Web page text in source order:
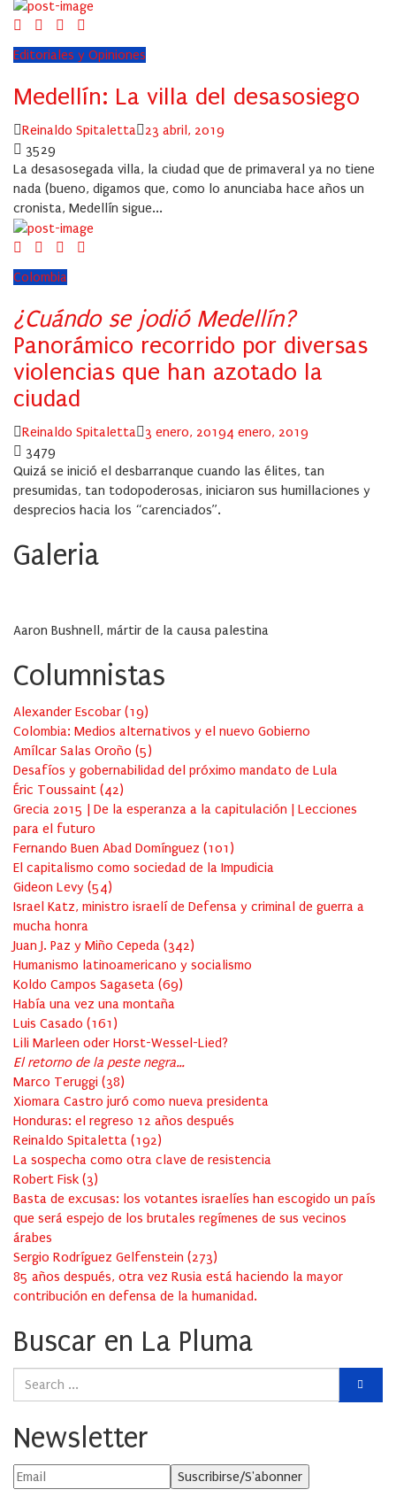
Editoriales y Opiniones
Medellín: La villa del desasosiego
Author
Reinaldo Spitaletta
Posted
23 abril, 2019
3529
La desasosegada villa, la ciudad que de primaveral ya no tiene
nada (bueno, digamos que, como lo anunciaba hace años un
cronista, Medellín sigue...
Colombia
¿Cuándo se jodió Medellín?
Panorámico recorrido por diversas
violencias que han azotado la
ciudad
Author
Reinaldo Spitaletta
Posted
3 enero, 20194 enero, 2019
3479
Quizá se inició el desbarranque cuando las élites, tan
presumidas, tan todopoderosas, iniciaron sus humillaciones y
desprecios hacia los “carenciados”.
Galeria
Aaron Bushnell, mártir de la causa palestina
Columnistas
Alexander Escobar (19)
Colombia: Medios alternativos y el nuevo Gobierno
Amílcar Salas Oroño (5)
Desafíos y gobernabilidad del próximo mandato de Lula
Éric Toussaint (42)
Grecia 2015 | De la esperanza a la capitulación | Lecciones
para el futuro
Fernando Buen Abad Domínguez (101 )
El capitalismo como sociedad de la Impudicia
Gideon Levy (54)
Israel Katz, ministro israelí de Defensa y criminal de guerra a
mucha honra
Juan J. Paz y Miño Cepeda (342)
Humanismo latinoamericano y socialismo
Koldo Campos Sagaseta (69)
Había una vez una montaña
Luis Casado (161 )
Lili Marleen oder Horst-Wessel-Lied?
El retorno de la peste negra…
Marco Teruggi (38)
Xiomara Castro juró como nueva presidenta
Honduras: el regreso 12 años después
Reinaldo Spitaletta (192)
La sospecha como otra clave de resistencia
Robert Fisk (3)
Basta de excusas: los votantes israelíes han escogido un país
que será espejo de los brutales regímenes de sus vecinos
árabes
Sergio Rodríguez Gelfenstein (273)
85 años después, otra vez Rusia está haciendo la mayor
contribución en defensa de la humanidad.
Buscar en La Pluma
Newsletter